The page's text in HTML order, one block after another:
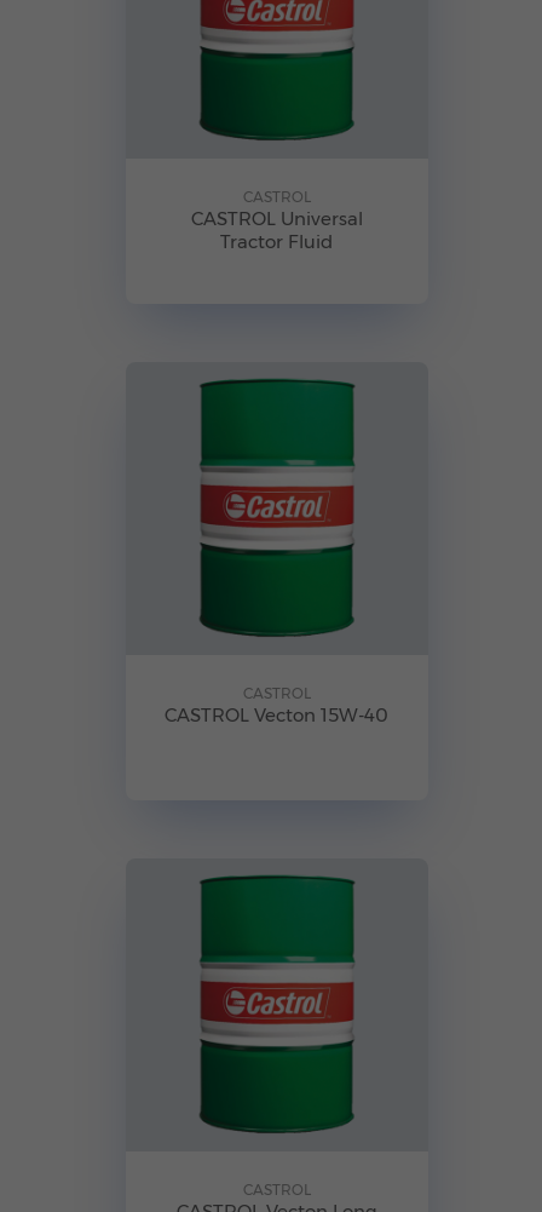
CASTROL
CASTROL Universal
Tractor Fluid
CASTROL
CASTROL Vecton 15W-40
CASTROL